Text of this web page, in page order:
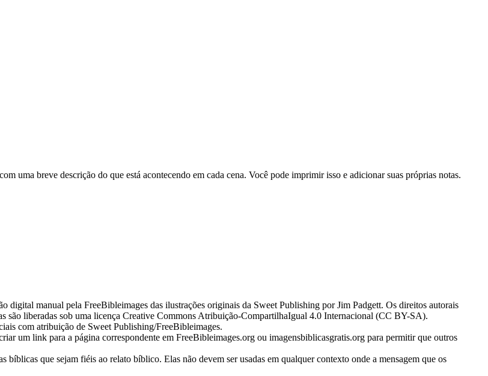
uma breve descrição do que está acontecendo em cada cena. Você pode imprimir isso e adicionar suas próprias notas.
digital manual pela FreeBibleimages das ilustrações originais da Sweet Publishing por Jim Padgett. Os direitos autorais
são liberadas sob uma licença Creative Commons Atribuição-CompartilhaIgual 4.0 Internacional (CC BY-SA).
com atribuição de Sweet Publishing/FreeBibleimages.
um link para a página correspondente em FreeBibleimages.org ou imagensbiblicasgratis.org para permitir que outros
bíblicas que sejam fiéis ao relato bíblico. Elas não devem ser usadas em qualquer contexto onde a mensagem que os